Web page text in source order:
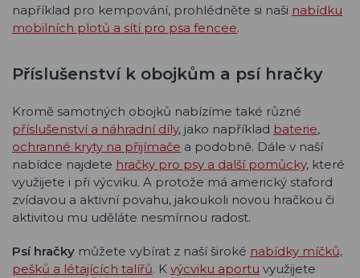
například pro kempování, prohlédněte si naši nabídku
mobilních plotů a sítí pro psa fencee.
Příslušenství k obojkům a psí hračky
Kromě samotných obojků nabízíme také různé
příslušenství a náhradní díly, jako například baterie,
ochranné kryty na přijímače a podobně. Dále v naší
nabídce najdete hračky pro psy a další pomůcky, které
využijete i při výcviku. A protože má americký staford
zvídavou a aktivní povahu, jakoukoli novou hračkou či
aktivitou mu uděláte nesmírnou radost.
Psí hračky můžete vybírat z naší široké nabídky míčků,
pešků a létajících talířů. K výcviku aportu využijete